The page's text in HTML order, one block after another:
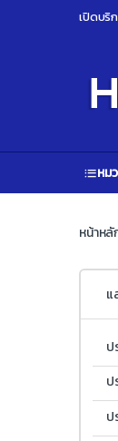
Skip to navigation
Skip to contentเปิดบริ
หม
หน้าหลั
แ
ป
ป
ป